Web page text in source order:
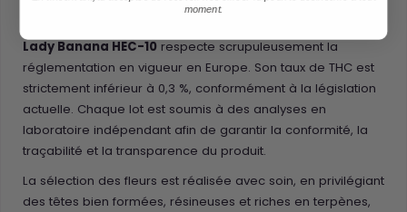
Qualité, traçabilité et conformité
Lady Banana HEC-10 respecte scrupuleusement la
réglementation en vigueur en Europe. Son taux de THC est
strictement inférieur à 0,3 %, conformément à la législation
actuelle. Chaque lot est soumis à des analyses en
laboratoire indépendant afin de garantir la conformité, la
traçabilité et la transparence du produit.
La sélection des fleurs est réalisée avec soin, en privilégiant
des têtes bien formées, résineuses et riches en terpènes,
moment.